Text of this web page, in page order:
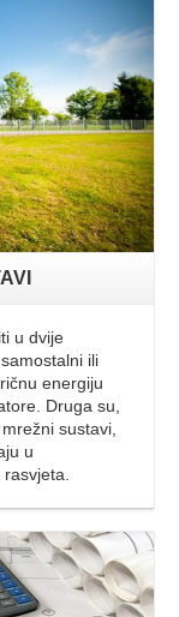
u dvije
ili
energiju
Druga su,
sustavi,
u